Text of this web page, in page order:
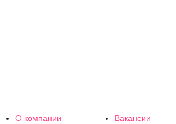
О компании Вакансии